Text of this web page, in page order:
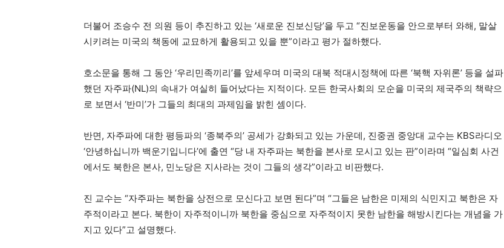
더불어 조승수 전 의원 등이 추진하고 있는 ‘새로운 진보신당’을 두고 “진보운동을 안으로부터 와해, 말살
시키려는 미국의 책동에 교묘하게 활용되고 있을 뿐”이라고 평가 절하했다.
호소문을 통해 그 동안 ‘우리민족끼리’를 앞세우며 미국의 대북 적대시정책에 따른 ‘북핵 자위론’ 등을 설파
했던 자주파(NL)의 속내가 여실히 들어났다는 지적이다. 모든 한국사회의 모순을 미국의 제국주의 책략으
로 보면서 ‘반미’가 그들의 최대의 과제임을 밝힌 셈이다.
반면, 자주파에 대한 평등파의 ‘종북주의’ 공세가 강화되고 있는 가운데, 진중권 중앙대 교수는 KBS라디오
‘안녕하십니까 백운기입니다’에 출연 “당 내 자주파는 북한을 본사로 모시고 있는 판”이라며 “일심회 사건
에서도 북한은 본사, 민노당은 지사라는 것이 그들의 생각”이라고 비판했다.
진 교수는 “자주파는 북한을 상전으로 모신다고 보면 된다”며 “그들은 남한은 미제의 식민지고 북한은 자
주적이라고 본다. 북한이 자주적이니까 북한을 중심으로 자주적이지 못한 남한을 해방시킨다는 개념을 가
지고 있다”고 설명했다.